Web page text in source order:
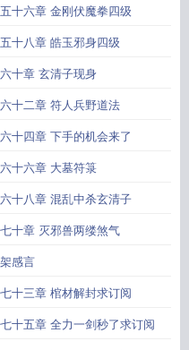
十六章 金刚伏魔拳四级
十八章 皓玉邪身四级
十章 玄清子现身
十二章 符人兵野道法
十四章 下手的机会来了
十六章 大墓符箓
十八章 混乱中杀玄清子
十章 灭邪兽两缕煞气
感言
十三章 棺材解封求订阅
十五章 全力一剑秒了求订阅